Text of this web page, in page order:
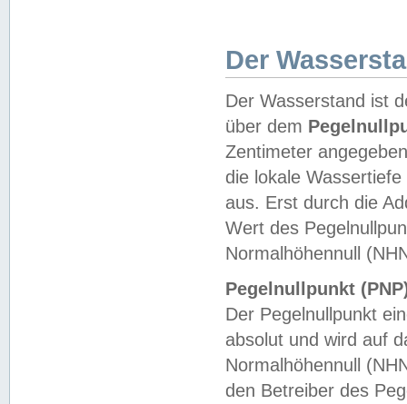
Der
Der Wasserstand ist
über dem
Zentimeter
die lokale
aus. Erst durch die
Wert des
Normalhöhennull
Pegelnullpunkt
Der Pegelnullpunkt
absolut und wird auf
Normalhöhennull
den Betreiber des